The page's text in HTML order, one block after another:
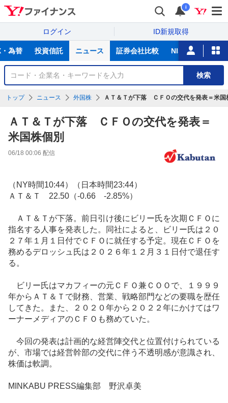
i
ログイン ID新規取得
サ
為替 投資信託 ニュース 証券会社比較 NISA カード
銘
検
検索
トップ ニュース 外国株 ＡＴ＆Ｔが下落 ＣＦＯの交代を発表＝米国
ＡＴ＆Ｔが下落 ＣＦＯの交代を発表＝
米国株個別
06/18 00:06 配信
（NY時間10:44）（日本時間23:44）
ＡＴ＆Ｔ 22.50（-0.66 -2.85%）
ＡＴ＆Ｔが下落。前日引け後にビリー氏を次期ＣＦＯに
指名する人事を発表した。同社によると、ビリー氏は２０
２７年１月１日付でＣＦＯに就任する予定。現在ＣＦＯを
務めるデロッシュ氏は２０２６年１２月３１日付で退任す
る。
ビリー氏はマカフィーの元ＣＦＯ兼ＣＯＯで、１９９９
年からＡＴ＆Ｔで財務、営業、戦略部門などの要職を歴任
してきた。また、２０２０年から２０２２年にかけてはワ
ーナーメディアのＣＦＯも務めていた。
今回の発表は計画的な経営陣交代と位置付けられている
が、市場では経営幹部の交代に伴う不透明感が意識され、
株価は軟調。
MINKABU PRESS編集部 野沢卓美